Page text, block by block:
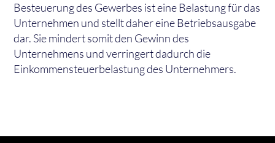
Besteuerung des Gewerbes ist eine Belastung für das
Unternehmen und stellt daher eine Betriebsausgabe
dar. Sie mindert somit den Gewinn des
Unternehmens und verringert dadurch die
Einkommensteuerbelastung des Unternehmers.